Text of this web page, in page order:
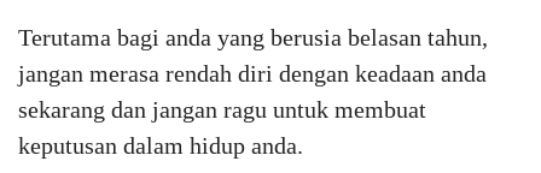
Terutama bagi anda yang berusia belasan tahun,
jangan merasa rendah diri dengan keadaan anda
sekarang dan jangan ragu untuk membuat
keputusan dalam hidup anda.